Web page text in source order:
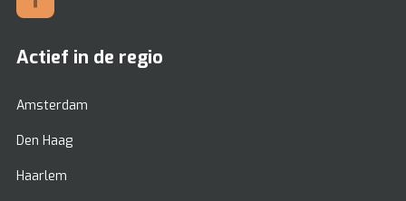
Actief in de regio
Amsterdam
Den Haag
Haarlem